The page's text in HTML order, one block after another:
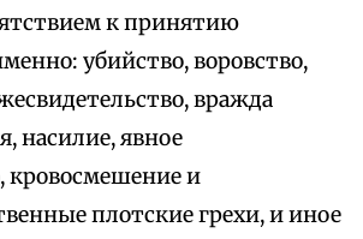
к принятию
убийство, воровство,
вражда
насилие, явное
кровосмешение и
плотские грехи, и иное